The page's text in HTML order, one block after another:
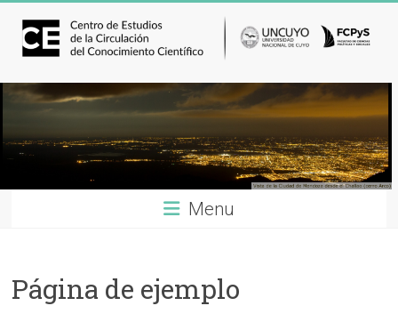
Menu
Página de ejemplo